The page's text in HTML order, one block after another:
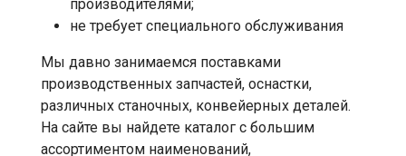
производителями;
не требует специального обслуживания
Мы давно занимаемся поставками
производственных запчастей, оснастки,
различных станочных, конвейерных деталей.
На сайте вы найдете каталог с большим
ассортиментом наименований,